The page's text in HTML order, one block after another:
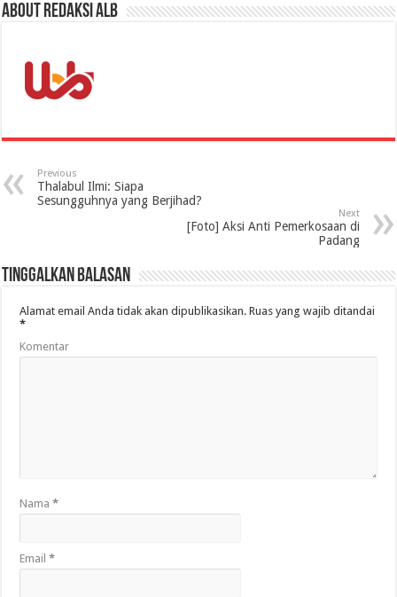
About Redaksi ALB
Previous
Thalabul Ilmi: Siapa
Sesungguhnya yang Berjihad?
Next
[Foto] Aksi Anti Pemerkosaan di
Padang
Tinggalkan Balasan
Alamat email Anda tidak akan dipublikasikan. Ruas yang wajib ditandai
*
Komentar
Nama*
Email*